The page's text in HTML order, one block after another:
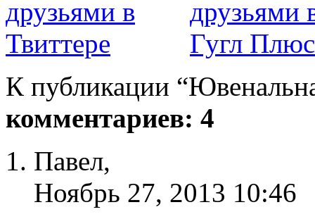
К публикации
комментариев: 4
Павел,
Ноябрь 27, 2013 10:46